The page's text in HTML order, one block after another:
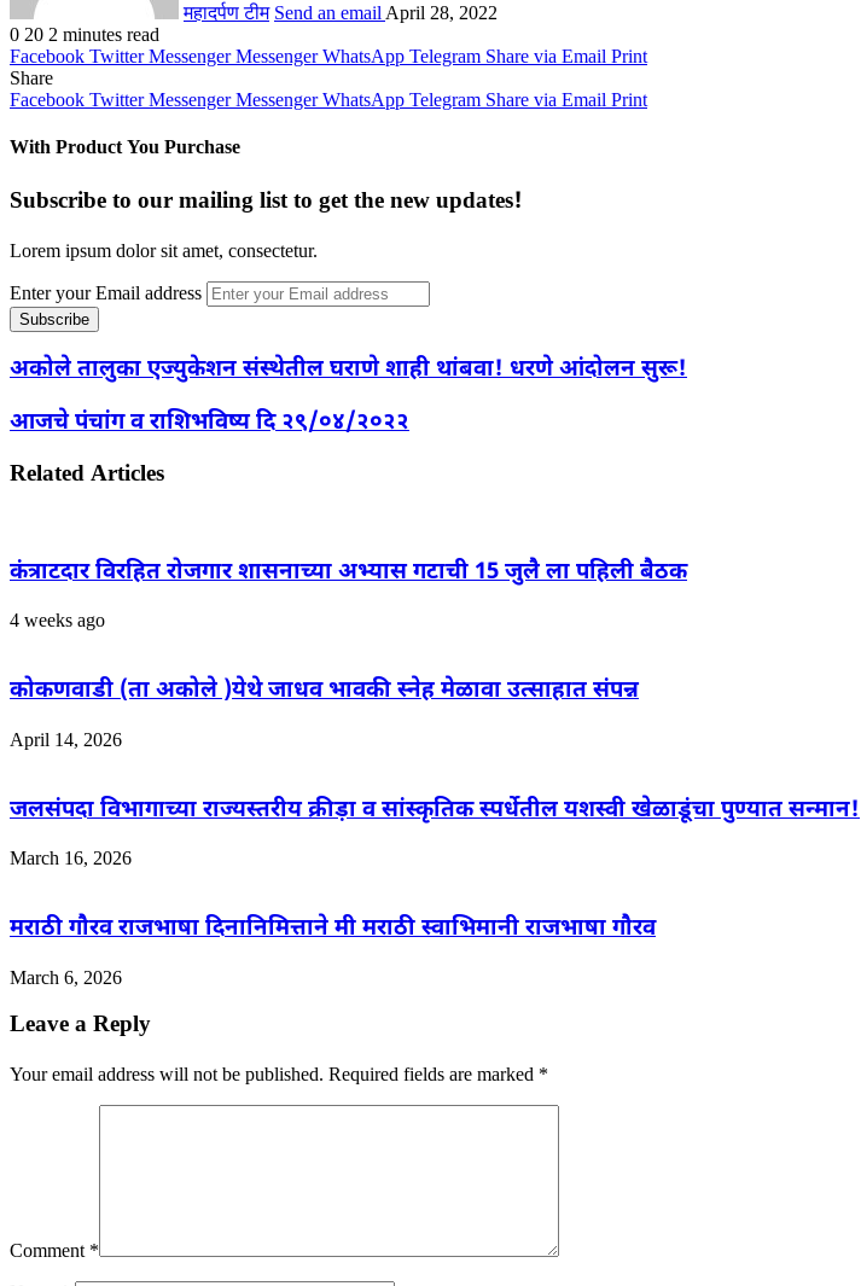
महादर्पण टीम Send an email April 28, 2022
0 20 2 minutes read
Facebook Twitter Messenger Messenger WhatsApp Telegram Share via Email Print
Share
Facebook Twitter Messenger Messenger WhatsApp Telegram Share via Email Print
With Product You Purchase
Subscribe to our mailing list to get the new updates!
Lorem ipsum dolor sit amet, consectetur.
Enter your Email address
अकोले तालुका एज्युकेशन संस्थेतील घराणे शाही थांबवा! धरणे आंदोलन सुरू!
आजचे पंचांग व राशिभविष्य दि २९/०४/२०२२
Related Articles
कंत्राटदार विरहित रोजगार शासनाच्या अभ्यास गटाची 15 जुलै ला पहिली बैठक
4 weeks ago
कोकणवाडी (ता अकोले )येथे जाधव भावकी स्नेह मेळावा उत्साहात संपन्न
April 14, 2026
जलसंपदा विभागाच्या राज्यस्तरीय क्रीड़ा व सांस्कृतिक स्पर्धेतील यशस्वी खेळाडूंचा पुण्यात सन्मान!
March 16, 2026
मराठी गौरव राजभाषा दिनानिमित्ताने मी मराठी स्वाभिमानी राजभाषा गौरव
March 6, 2026
Leave a Reply
Your email address will not be published. Required fields are marked *
Comment *